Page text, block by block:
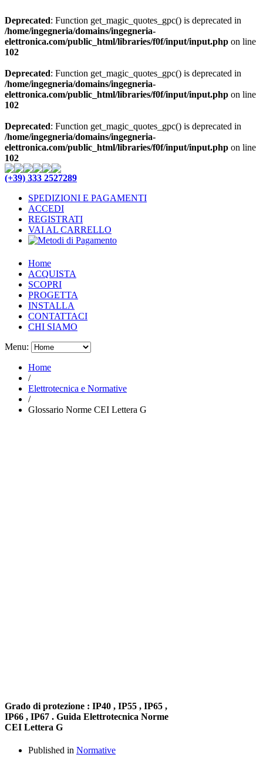
Deprecated: Function get_magic_quotes_gpc() is deprecated in
/home/ingegneria/domains/ingegneria-
elettronica.com/public_html/libraries/f0f/input/input.php on line
102
Deprecated: Function get_magic_quotes_gpc() is deprecated in
/home/ingegneria/domains/ingegneria-
elettronica.com/public_html/libraries/f0f/input/input.php on line
102
Deprecated: Function get_magic_quotes_gpc() is deprecated in
/home/ingegneria/domains/ingegneria-
elettronica.com/public_html/libraries/f0f/input/input.php on line
102
(+39) 333 2527289
SPEDIZIONI E PAGAMENTI
ACCEDI
REGISTRATI
VAI AL CARRELLO
Home
ACQUISTA
SCOPRI
PROGETTA
INSTALLA
CONTATTACI
CHI SIAMO
Menu:
Home
/
Elettrotecnica e Normative
/
Glossario Norme CEI Lettera G
Grado di protezione : IP40 , IP55 , IP65 ,
IP66 , IP67 . Guida Elettrotecnica Norme
CEI Lettera G
Published in Normative